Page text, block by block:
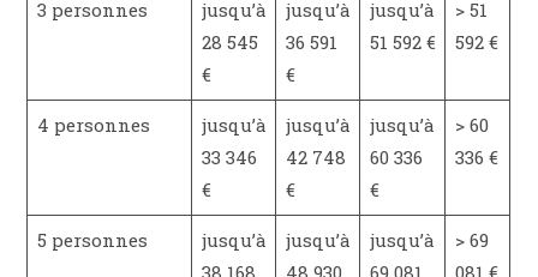
3 personnes
jusqu’à
28 545
€
jusqu’à
36 591
€
jusqu’à
51 592 €
> 51
592 €
4 personnes
jusqu’à
33 346
€
jusqu’à
42 748
€
jusqu’à
60 336
€
> 60
336 €
5 personnes
jusqu’à
jusqu’à
jusqu’à
> 69